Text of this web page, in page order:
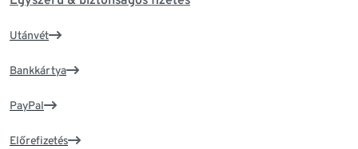
Utánvét
Bankkártya
PayPal
Előrefizetés